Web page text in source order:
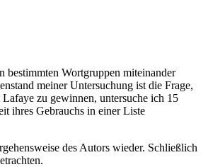
bestimmten Wortgruppen miteinander
meiner Untersuchung ist die Frage,
zu gewinnen, untersuche ich 15
ihres Gebrauchs in einer Liste
des Autors wieder. Schließlich